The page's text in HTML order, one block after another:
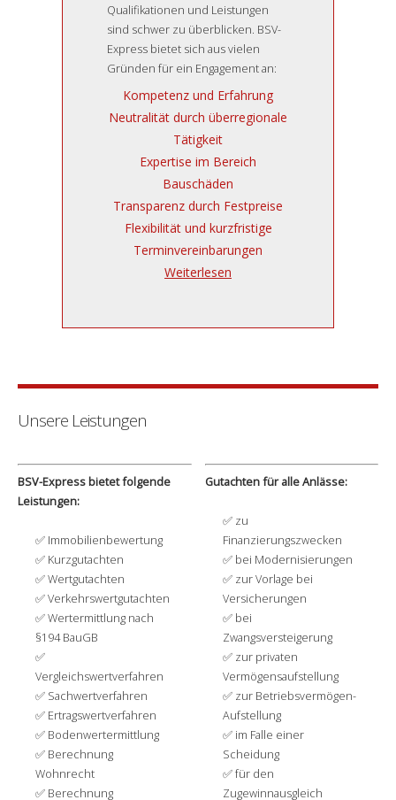
Qualifikationen und Leistungen
sind schwer zu überblicken. BSV-
Express bietet sich aus vielen
Gründen für ein Engagement an:
Kompetenz und Erfahrung
Neutralität durch überregionale
Tätigkeit
Expertise im Bereich
Bauschäden
Transparenz durch Festpreise
Flexibilität und kurzfristige
Terminvereinbarungen
Weiterlesen
Unsere Leistungen
BSV-Express bietet folgende
Leistungen:
Immobilienbewertung
Kurzgutachten
Wertgutachten
Verkehrswertgutachten
Wertermittlung nach
§194 BauGB
Vergleichswertverfahren
Sachwertverfahren
Ertragswertverfahren
Bodenwertermittlung
Berechnung
Wohnrecht
Berechnung
Gutachten für alle Anlässe:
zu
Finanzierungszwecken
bei Modernisierungen
zur Vorlage bei
Versicherungen
bei
Zwangsversteigerung
zur privaten
Vermögensaufstellung
zur Betriebsvermögen-
Aufstellung
im Falle einer
Scheidung
für den
Zugewinnausgleich